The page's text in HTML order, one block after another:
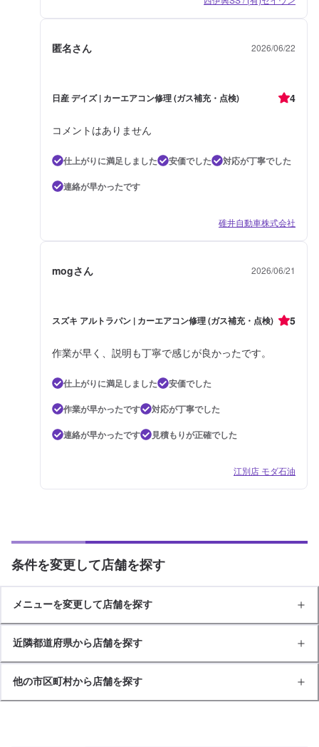
匿名さん 2026/06/22
日産 デイズ | カーエアコン修理 (ガス補充・点検) 4
コメントはありません
仕上がりに満足しました 安価でした
対応が丁寧でした
連絡が早かったです
碓井自動車株式会社
mogさん 2026/06/21
スズキ アルトラパン | カーエアコン修理 (ガス補充・点検) 5
作業が早く、説明も丁寧で感じが良かったです。
仕上がりに満足しました
安価でした
作業が早かったです
対応が丁寧でした
連絡が早かったです
見積もりが正確でした
江別店 モダ石油
条件を変更して店舗を探す
メニューを変更して店舗を探す
近隣都道府県から店舗を探す
他の市区町村から店舗を探す